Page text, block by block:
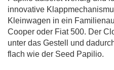
innovative
Kleinwagen in ein
Cooper oder Fiat 500. Der
unter das Gestell und
flach wie der Seed Papilio.